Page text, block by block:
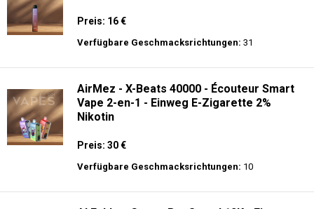
Preis: 16 €
Verfügbare Geschmacksrichtungen: 31
AirMez - X-Beats 40000 - Écouteur Smart
Vape 2-en-1 - Einweg E-Zigarette 2%
Nikotin
Preis: 30 €
Verfügbare Geschmacksrichtungen: 10